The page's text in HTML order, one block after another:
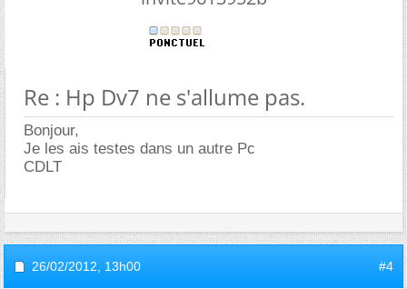
Re : Hp Dv7 ne s'allume pas.
Bonjour,
Je les ais testes dans un autre Pc
CDLT
26/02/2012, 13h00 #4